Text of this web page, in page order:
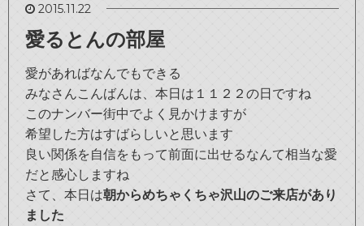
2015.11.22
愛るとんの部屋
愛があればなんでもできる
みなさんこんばんは、本日は１１２２の日ですね
このナンバー街中でよく見かけますが
希望した方はすばらしいと思います
良い関係を自信をもって前面に出せるなんて相当な愛
だと感心しますね
さて、本日は朝からめちゃくちゃ沢山のご来店があり
ました